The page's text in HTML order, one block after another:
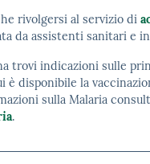
rivolgersi al servizio di
da assistenti sanitari e
trovi indicazioni sulle
è disponibile la
sulla Malaria
.